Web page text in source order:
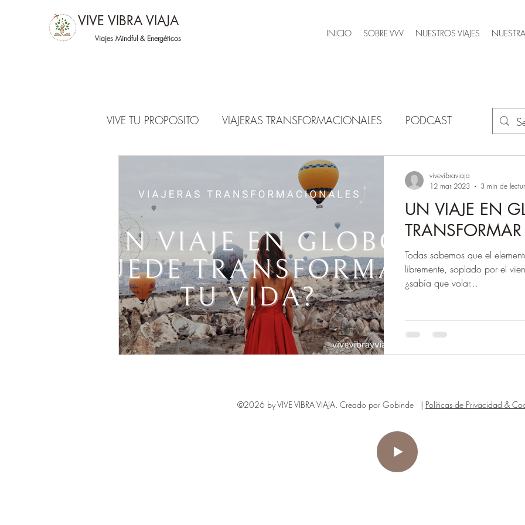
VIVE VIBRA VIAJA
Viajes Mindful & Energéticos INICIO SOBRE VVV NUESTROS VIAJES
VIVE TU PROPOSITO VIAJERAS TRANSFORMACIONALES PODCAST
UN VIAJE EN
Todas sabemos que el
libremente, soplado por el
¿sabía que volar...
vivevibraviaja
12 mar 2023
3 min de
©2026 by VIVE VIBRA VIAJA. Creado por Gobinde | Políticas de Privacidad &